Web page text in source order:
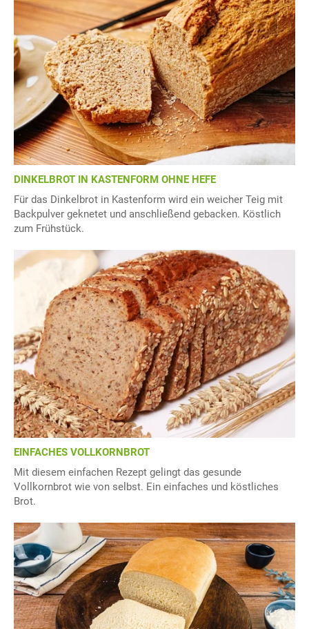
DINKELBROT IN KASTENFORM OHNE HEFE
Für das Dinkelbrot in Kastenform wird ein weicher Teig mit
Backpulver geknetet und anschließend gebacken. Köstlich
zum Frühstück.
EINFACHES VOLLKORNBROT
Mit diesem einfachen Rezept gelingt das gesunde
Vollkornbrot wie von selbst. Ein einfaches und köstliches
Brot.